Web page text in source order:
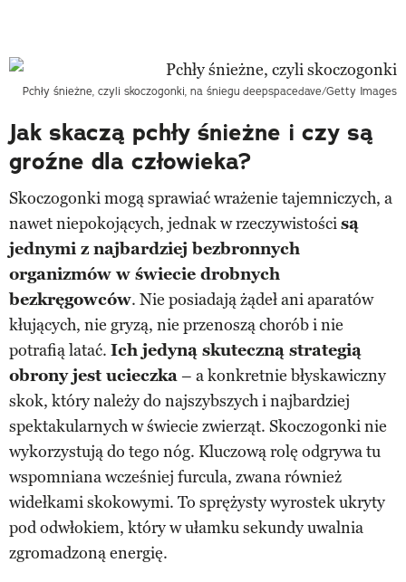
Pchły śnieżne, czyli skoczogonki, na śniegu deepspacedave/Getty Images
Jak skaczą pchły śnieżne i czy są
groźne dla człowieka?
Skoczogonki mogą sprawiać wrażenie tajemniczych, a
nawet niepokojących, jednak w rzeczywistościsą
jednymi z najbardziej bezbronnych
organizmów w świecie drobnych
bezkręgowców. Nie posiadają żądeł ani aparatów
kłujących, nie gryzą, nie przenoszą chorób i nie
potrafią latać. Ich jedyną skuteczną strategią
obrony jest ucieczka– a konkretnie błyskawiczny
skok, który należy do najszybszych i najbardziej
spektakularnych w świecie zwierząt. Skoczogonki nie
wykorzystują do tego nóg. Kluczową rolę odgrywa tu
wspomniana wcześniej furcula, zwana również
widełkami skokowymi. To sprężysty wyrostek ukryty
pod odwłokiem, który w ułamku sekundy uwalnia
zgromadzoną energię.